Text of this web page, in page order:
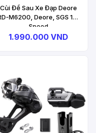
Cùi Đề Sau Xe Đạp Deore
M6200, Deore, SGS 12-
Speed
1.990.000 VND